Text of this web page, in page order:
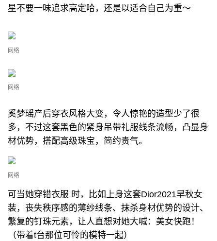
星不要一味追求高定哈，还是以适合自己为重～
网络
网络
奚梦瑶产后穿衣风格大变，令人惊艳的造型少了很
多，不过这套黑色的紧身吊带礼服线条流畅，凸显身
材优势，搭配高级珠宝，简约贵气。
网络
可当她穿错衣服 时，比如上身这套Dior2021早秋女
装，丧失秩序感的薄纱线条、抹杀身材优势的设计、
繁复的钉珠元素，让人直想对她大喊：美女快跑！
（带着t台那位可怜的模特一起）